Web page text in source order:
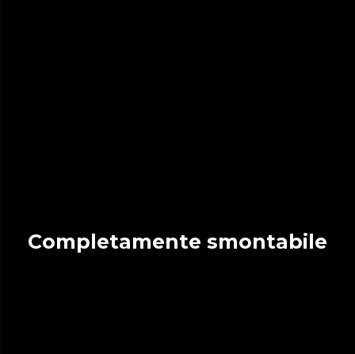
Completamente smontabile